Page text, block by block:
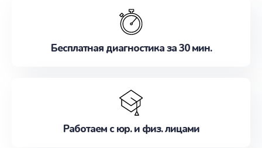
наилучшим образом. Не медлите записаться на
Бесплатная диагностика за 30 мин.
Работаем с юр. и физ. лицами